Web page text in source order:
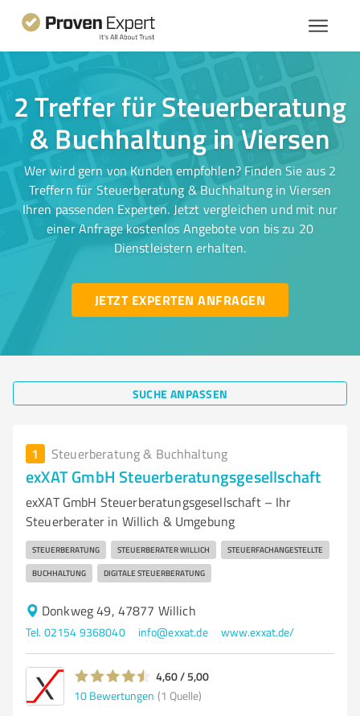
2 Treffer für Steuerberatung
& Buchhaltung in Viersen
Wer wird gern von Kunden empfohlen? Finden Sie aus 2
Treffern für Steuerberatung & Buchhaltung in Viersen
Ihren passenden Experten. Jetzt vergleichen und mit nur
einer Anfrage kostenlos Angebote von bis zu 20
Dienstleistern erhalten.
JETZT EXPERTEN ANFRAGEN
SUCHE ANPASSEN
1 Steuerberatung & Buchhaltung
exXAT GmbH Steuerberatungsgesellschaft
exXAT GmbH Steuerberatungsgesellschaft – Ihr
Steuerberater in Willich & Umgebung
STEUERBERATUNG STEUERBERATER WILLICH STEUERFACHANGESTELLTE
BUCHHALTUNG DIGITALE STEUERBERATUNG
Donkweg 49, 47877 Willich
Tel. 02154 9368040 info@exxat.de www.exxat.de/
4,60 / 5,00
10 Bewertungen (1 Quelle)